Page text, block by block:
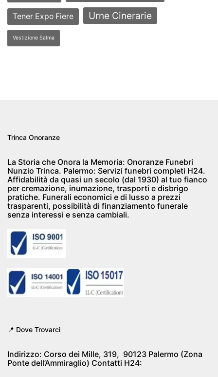
Tener Expo Fiere Urne Cinerarie
Vestizione Salma
Trinca Onoranze
La Storia che Onora la Memoria: Onoranze Funebri
Nunzio Trinca. Palermo: Servizi funebri completi H24.
Affidabilità da quasi un secolo (dal 1930) al tuo fianco
per cremazione, inumazione, trasporti e disbrigo
pratiche. Funerali economici e di lusso a prezzi
trasparenti, possibilità di finanziamento funerale
senza interessi e senza cambiali.
📍 Dove Trovarci
Indirizzo: Corso dei Mille, 319, 90123 Palermo (Zona
Ponte dell’Ammiraglio) Contatti H24: